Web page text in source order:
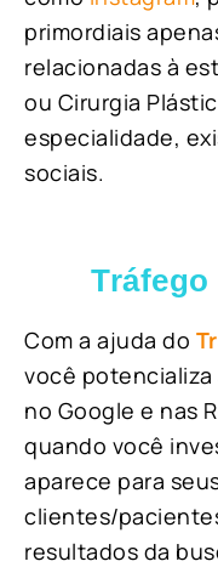
primordiais
relacionadas à
ou Cirurgia
especialidade,
sociais.
Tráfego
Com a ajuda do
você potencializa
no Google e nas
quando você
aparece para
clientes/
resultados da